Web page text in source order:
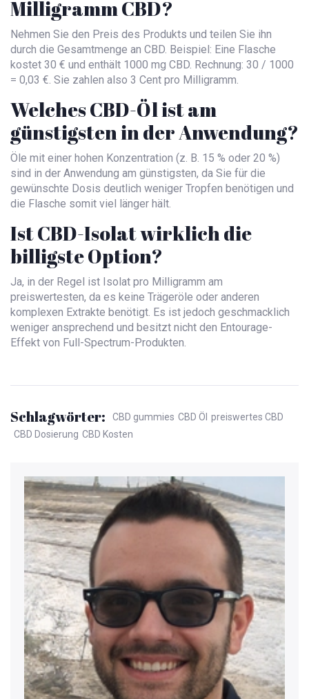
Milligramm CBD?
Nehmen Sie den Preis des Produkts und teilen Sie ihn
durch die Gesamtmenge an CBD. Beispiel: Eine Flasche
kostet 30 € und enthält 1000 mg CBD. Rechnung: 30 / 1000
= 0,03 €. Sie zahlen also 3 Cent pro Milligramm.
Welches CBD-Öl ist am
günstigsten in der Anwendung?
Öle mit einer hohen Konzentration (z. B. 15 % oder 20 %)
sind in der Anwendung am günstigsten, da Sie für die
gewünschte Dosis deutlich weniger Tropfen benötigen und
die Flasche somit viel länger hält.
Ist CBD-Isolat wirklich die
billigste Option?
Ja, in der Regel ist Isolat pro Milligramm am
preiswertesten, da es keine Trägeröle oder anderen
komplexen Extrakte benötigt. Es ist jedoch geschmacklich
weniger ansprechend und besitzt nicht den Entourage-
Effekt von Full-Spectrum-Produkten.
Schlagwörter: CBD gummies CBD Öl preiswertes CBD
CBD Dosierung CBD Kosten